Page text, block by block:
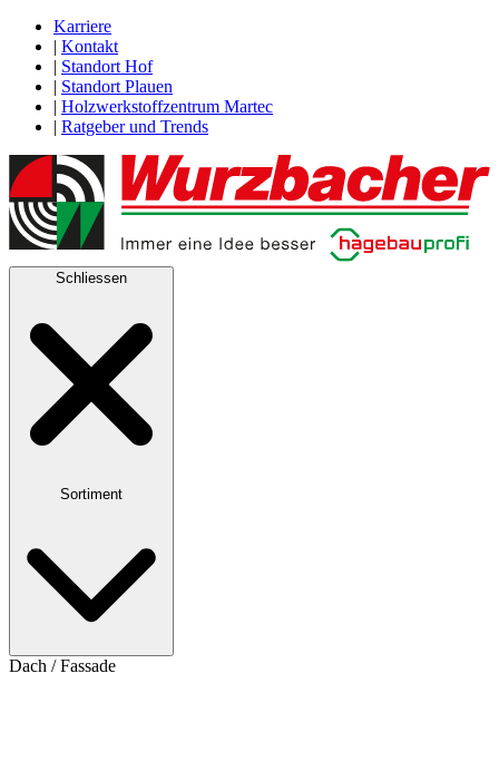
Karriere
| Kontakt
| Standort Hof
| Standort Plauen
| Holzwerkstoffzentrum Martec
| Ratgeber und Trends
Schliessen
Sortiment
Dach / Fassade